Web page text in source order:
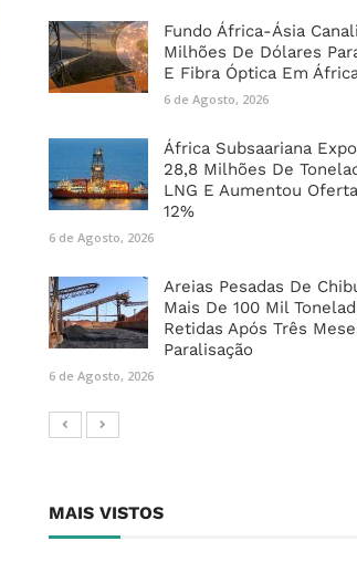
Fundo África-Ásia
Milhões De Dólares
E Fibra Óptica Em
6 de Agosto, 2026
África Subsaariana
28,8 Milhões De
LNG E Aumentou
12%
6 de Agosto, 2026
Areias Pesadas De
Mais De 100 Mil
Retidas Após Três
Paralisação
6 de Agosto, 2026
MAIS VISTOS